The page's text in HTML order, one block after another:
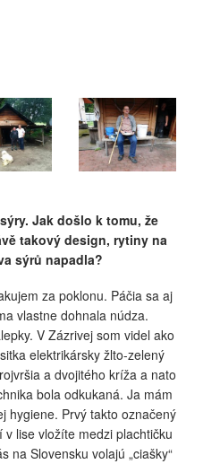
Jak došlo k tomu, že
takový design, rytiny na
sýrů napadla?
za poklonu. Páčia sa aj
vlastne dohnala núdza.
V Zázrivej som videl ako
elektrikársky žlto-zelený
a dvojitého kríža a nato
bola odkukaná. Ja mám
hygiene. Prvý takto označený
lise vložíte medzi plachtičku
na Slovensku volajú „ciašky“